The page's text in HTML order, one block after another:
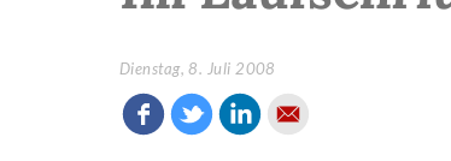
Dienstag, 8. Juli 2008